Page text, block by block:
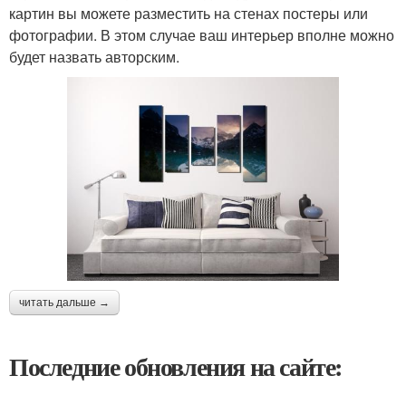
картин вы можете разместить на стенах постеры или
фотографии. В этом случае ваш интерьер вполне можно
будет назвать авторским.
читать дальше →
Последние обновления на сайте: